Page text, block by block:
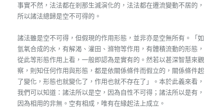
事實不然，法法都在剎那生滅演化的，法法都在遷流變動不居的，
所以諸法總歸是空不可得的。
諸法雖是空不可得，但假現的作用形態，並非亦是空無所有。「如
氫氧合成的水，有解渴、灌田、滌物等作用，有體積流動的形態，
從此等形態作用上看，一般即認為是實有的。然若以甚深智慧來觀
察，則知任何作用與形態，都是依關係條件而假立的，關係條件起
了變化，形態也就變化了，作用也就不存在了」。本於此義來看，
我們可以知道：諸法所以是空，因為自性不可得；諸法所以是有，
因為相用的非無。空有相成，唯有在緣起法上成立。